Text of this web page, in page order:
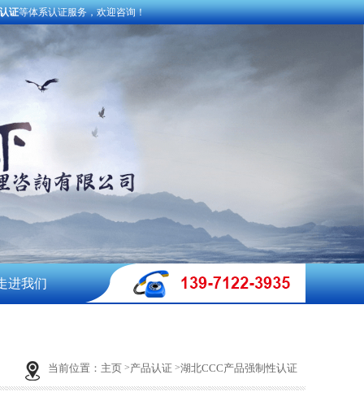
证等体系认证服务，欢迎咨询！
进我们
当前位置： 主页 产品认证 湖北CCC产品强制性认证